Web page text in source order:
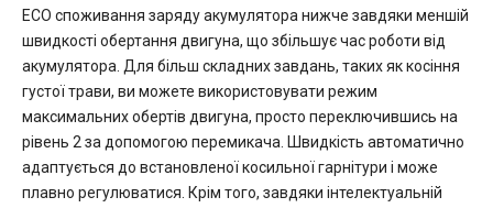
ECO споживання заряду акумулятора нижче завдяки меншій
швидкості обертання двигуна, що збільшує час роботи від
акумулятора. Для більш складних завдань, таких як косіння
густої трави, ви можете використовувати режим
максимальних обертів двигуна, просто переключившись на
рівень 2 за допомогою перемикача. Швидкість автоматично
адаптується до встановленої косильної гарнітури і може
плавно регулюватися. Крім того, завдяки інтелектуальній